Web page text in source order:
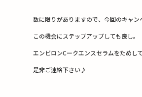
数に限りがありますので、今回のキャ
この機会にステップアップしても良し。
エンビロンCークエンスセラムをためして
是非ご連絡下さい♪